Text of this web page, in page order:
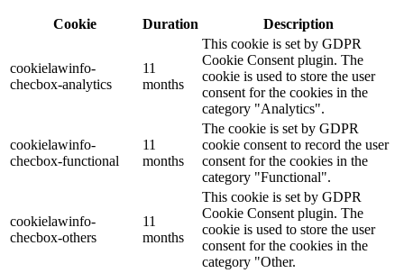
Cookie Duration Description
cookielawinfo-
checbox-analytics
11
months
This cookie is set by GDPR
Cookie Consent plugin. The
cookie is used to store the user
consent for the cookies in the
category "Analytics".
cookielawinfo-
checbox-functional
11
months
The cookie is set by GDPR
cookie consent to record the user
consent for the cookies in the
category "Functional".
cookielawinfo-
checbox-others
11
months
This cookie is set by GDPR
Cookie Consent plugin. The
cookie is used to store the user
consent for the cookies in the
category "Other.